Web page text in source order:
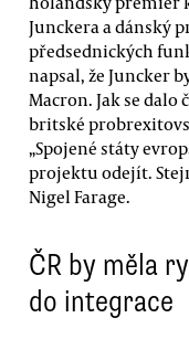
Junckera a dánský
předsednických
napsal, že Juncker
Macron. Jak se
britské
„Spojené státy
projektu odejít.
Nigel Farage.
ČR by měla
do integrace